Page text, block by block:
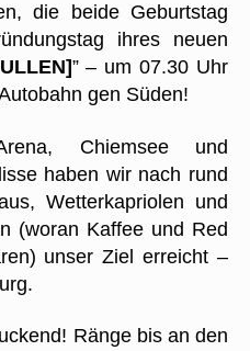
die beide Geburtstag
ihres neuen
” – um 07.30 Uhr
gen Süden!
Chiemsee und
haben wir nach rund
Wetterkapriolen und
(woran Kaffee und Red
unser Ziel erreicht –
Ränge bis an den